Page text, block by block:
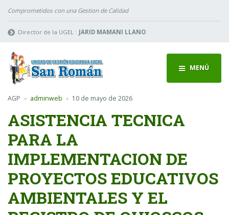
Comprometidos con una Gestion de Calidad
Director de la UGEL : JARID MAMANI LLANO
MENÚ
AGP adminweb 10 de mayo de 2026
ASISTENCIA TECNICA
PARA LA
IMPLEMENTACION DE
PROYECTOS EDUCATIVOS
AMBIENTALES Y EL